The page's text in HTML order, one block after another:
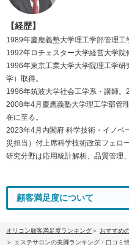
【経歴】
1989年慶應義塾大学理工学部管理工
1992年ロチェスター大学経営大学院
1996年東京工業大学大学院理工学
学）取得。
1996年筑波大学社会工学系・講師。
2008年4月慶應義塾大学理工学部管
在に至る。
2023年4月内閣府 科学技術・イノベ
災担当）付上席科学技術政策フェロ
研究分野は応用統計解析、品質管理
顧客満足度について
オリコン顧客満足度ランキング おすすめ
エステサロンの美脚ランキング・口コミ